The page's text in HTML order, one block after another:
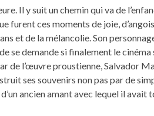
Il y suit un chemin qui va de
furent ces moments de joie,
et de la mélancolie. Son
se demande si finalement le cinéma
de l’œuvre proustienne, Salvador
ses souvenirs non pas par de
ancien amant avec lequel il avait